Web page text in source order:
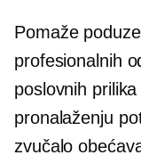
Pomaže
profesionalnih
poslovnih
pronalaženju
zvučalo